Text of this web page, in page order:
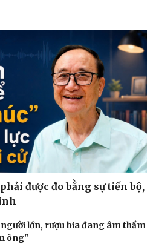
được đo bằng sự tiến bộ,
lớn, rượu bia đang âm thầm
ông"